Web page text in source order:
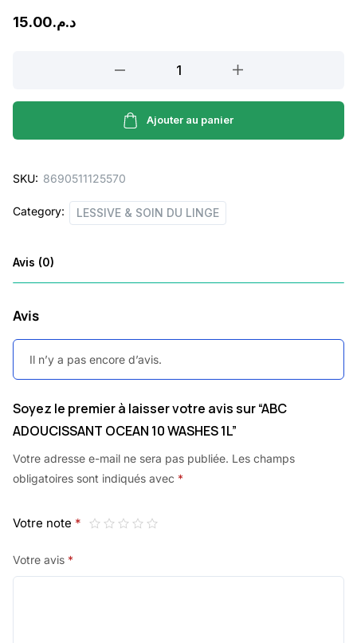
د.م.15.00
OCEAN
WASHES
quantity
Ajouter au panier
SKU: 8690511125570
Category: LESSIVE & SOIN DU LINGE
Avis (0)
Avis
Il n’y a pas encore d’avis.
Soyez le premier à laisser votre avis sur “ABC
ADOUCISSANT OCEAN 10 WASHES 1L”
Votre adresse e-mail ne sera pas publiée. Les champs
obligatoires sont indiqués avec *
Votre note *
Votre avis *